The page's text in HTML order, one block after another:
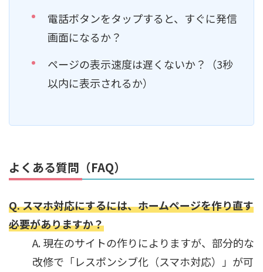
電話ボタンをタップすると、すぐに発信
画面になるか？
ページの表示速度は遅くないか？（3秒
以内に表示されるか）
よくある質問（FAQ）
Q. スマホ対応にするには、ホームページを作り直す
必要がありますか？
A. 現在のサイトの作りによりますが、部分的な
改修で「レスポンシブ化（スマホ対応）」が可